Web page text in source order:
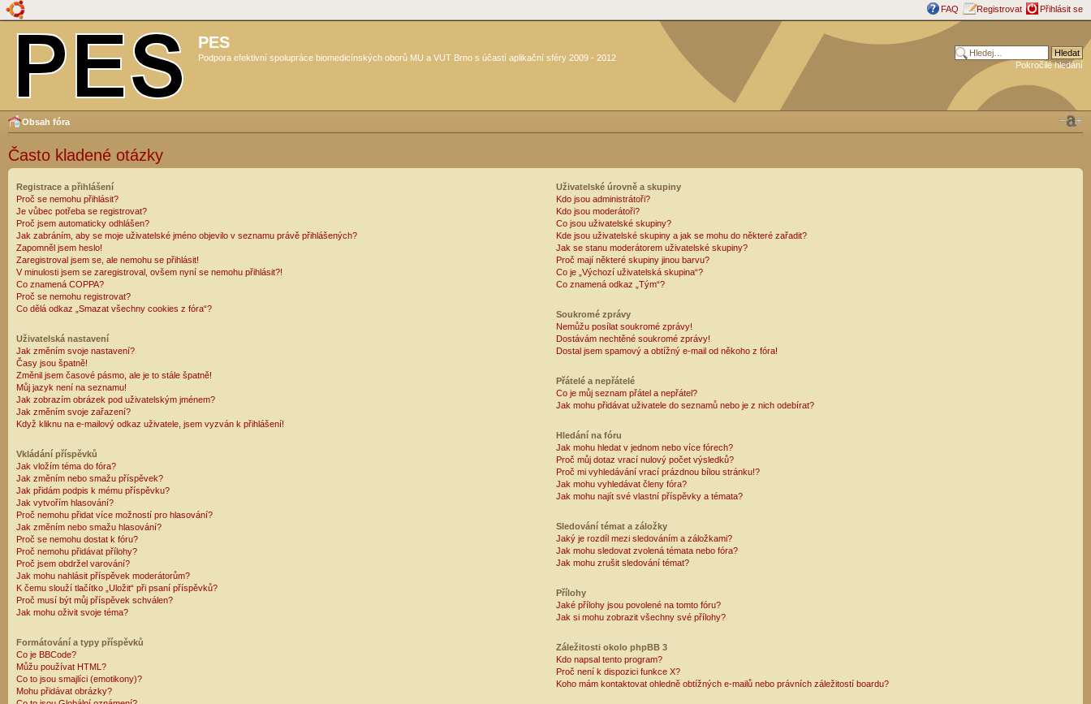
FAQ Registrovat Přihlásit se
PES
Podpora efektivní spolupráce biomedicínských oborů MU a VUT Brno s účastí aplikační sféry 2009 - 2012
Pokročilé hledání
Obsah fóra
Často kladené otázky
Registrace a přihlášení
Proč se nemohu přihlásit?
Je vůbec potřeba se registrovat?
Proč jsem automaticky odhlášen?
Jak zabráním, aby se moje uživatelské jméno objevilo v seznamu právě přihlášených?
Zapomněl jsem heslo!
Zaregistroval jsem se, ale nemohu se přihlásit!
V minulosti jsem se zaregistroval, ovšem nyní se nemohu přihlásit?!
Co znamená COPPA?
Proč se nemohu registrovat?
Co dělá odkaz „Smazat všechny cookies z fóra“?
Uživatelská nastavení
Jak změním svoje nastavení?
Časy jsou špatně!
Změnil jsem časové pásmo, ale je to stále špatně!
Můj jazyk není na seznamu!
Jak zobrazím obrázek pod uživatelským jménem?
Jak změním svoje zařazení?
Když kliknu na e-mailový odkaz uživatele, jsem vyzván k přihlášení!
Vkládání příspěvků
Jak vložím téma do fóra?
Jak změním nebo smažu příspěvek?
Jak přidám podpis k mému příspěvku?
Jak vytvořím hlasování?
Proč nemohu přidat více možností pro hlasování?
Jak změním nebo smažu hlasování?
Proč se nemohu dostat k fóru?
Proč nemohu přidávat přílohy?
Proč jsem obdržel varování?
Jak mohu nahlásit příspěvek moderátorům?
K čemu slouží tlačítko „Uložit“ při psaní příspěvků?
Proč musí být můj příspěvek schválen?
Jak mohu oživit svoje téma?
Formátování a typy příspěvků
Co je BBCode?
Můžu používat HTML?
Co to jsou smajlíci (emotikony)?
Mohu přidávat obrázky?
Uživatelské úrovně a skupiny
Kdo jsou administrátoři?
Kdo jsou moderátoři?
Co jsou uživatelské skupiny?
Kde jsou uživatelské skupiny a jak se mohu do některé zařadit?
Jak se stanu moderátorem uživatelské skupiny?
Proč mají některé skupiny jinou barvu?
Co je „Výchozí uživatelská skupina“?
Co znamená odkaz „Tým“?
Soukromé zprávy
Nemůžu posílat soukromé zprávy!
Dostávám nechtěné soukromé zprávy!
Dostal jsem spamový a obtížný e-mail od někoho z fóra!
Přátelé a nepřátelé
Co je můj seznam přátel a nepřátel?
Jak mohu přidávat uživatele do seznamů nebo je z nich odebírat?
Hledání na fóru
Jak mohu hledat v jednom nebo více fórech?
Proč můj dotaz vrací nulový počet výsledků?
Proč mi vyhledávání vrací prázdnou bílou stránku!?
Jak mohu vyhledávat členy fóra?
Jak mohu najít své vlastní příspěvky a témata?
Sledování témat a záložky
Jaký je rozdíl mezi sledováním a záložkami?
Jak mohu sledovat zvolená témata nebo fóra?
Jak mohu zrušit sledování témat?
Přílohy
Jaké přílohy jsou povolené na tomto fóru?
Jak si mohu zobrazit všechny své přílohy?
Záležitosti okolo phpBB 3
Kdo napsal tento program?
Proč není k dispozici funkce X?
Koho mám kontaktovat ohledně obtížných e-mailů nebo právních záležitostí boardu?